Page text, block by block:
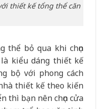
thiết kế tổng thể căn
thể bỏ qua khi chọn
kiểu dáng thiết kế
bộ với phong cách
thiết kế theo kiến
thì bạn nên chọn cửa